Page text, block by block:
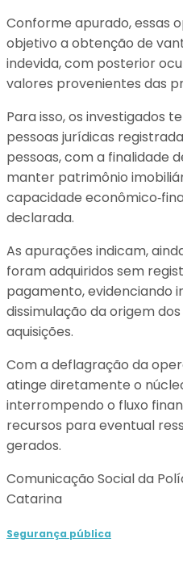
Conforme apurado, essas
objetivo a obtenção de
indevida, com posterior
valores provenientes das
Para isso, os investigados
pessoas jurídicas
pessoas, com a finalidade
manter patrimônio
capacidade
declarada.
As apurações indicam,
foram adquiridos sem
pagamento, evidenciando
dissimulação da origem
aquisições.
Com a deflagração da
atinge diretamente o
interrompendo o fluxo
recursos para eventual
gerados.
Comunicação Social da
Catarina
Segurança pública